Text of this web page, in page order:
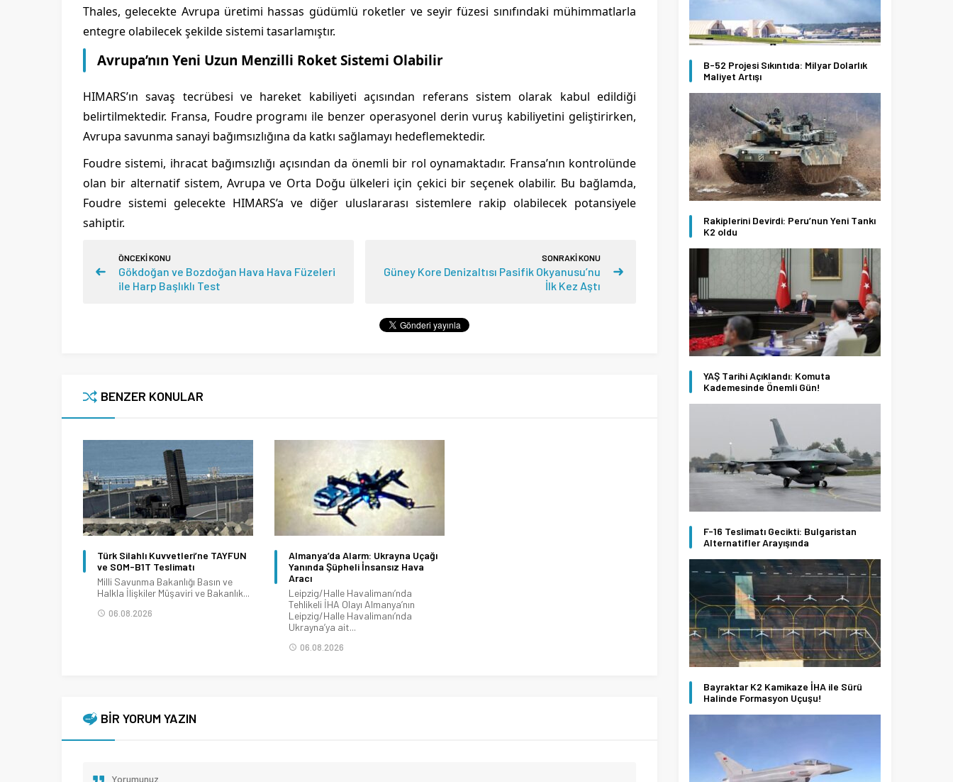
Thales, gelecekte Avrupa üretimi hassas güdümlü roketler ve seyir füzesi sınıfındaki mühimmatlarla
entegre olabilecek şekilde sistemi tasarlamıştır.
Avrupa’nın Yeni Uzun Menzilli Roket Sistemi Olabilir
HIMARS’ın savaş tecrübesi ve hareket kabiliyeti açısından referans sistem olarak kabul edildiği
belirtilmektedir. Fransa, Foudre programı ile benzer operasyonel derin vuruş kabiliyetini geliştirirken,
Avrupa savunma sanayi bağımsızlığına da katkı sağlamayı hedeflemektedir.
Foudre sistemi, ihracat bağımsızlığı açısından da önemli bir rol oynamaktadır. Fransa’nın kontrolünde
olan bir alternatif sistem, Avrupa ve Orta Doğu ülkeleri için çekici bir seçenek olabilir. Bu bağlamda,
Foudre sistemi gelecekte HIMARS’a ve diğer uluslararası sistemlere rakip olabilecek potansiyele
sahiptir.
ÖNCEKİ KONU
Gökdoğan ve Bozdoğan Hava Hava Füzeleri
ile Harp Başlıklı Test
SONRAKİ KONU
Güney Kore Denizaltısı Pasifik Okyanusu’nu
İlk Kez Aştı
BENZER KONULAR
Türk Silahlı Kuvvetleri’ne TAYFUN
ve SOM-B1T Teslimatı
Milli Savunma Bakanlığı Basın ve
Halkla İlişkiler Müşaviri ve Bakanlık...
06.08.2026
Almanya’da Alarm: Ukrayna Uçağı
Yanında Şüpheli İnsansız Hava
Aracı
Leipzig/Halle Havalimanı’nda
Tehlikeli İHA Olayı Almanya’nın
Leipzig/Halle Havalimanı’nda
Ukrayna’ya ait...
06.08.2026
BİR YORUM YAZIN
B-52 Projesi Sıkıntıda: Milyar Dolarlık
Maliyet Artışı
Rakiplerini Devirdi: Peru’nun Yeni Tankı
K2 oldu
YAŞ Tarihi Açıklandı: Komuta
Kademesinde Önemli Gün!
F-16 Teslimatı Gecikti: Bulgaristan
Alternatifler Arayışında
Bayraktar K2 Kamikaze İHA ile Sürü
Halinde Formasyon Uçuşu!